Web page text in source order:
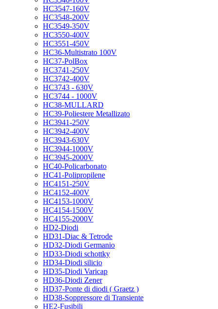
HC3547-160V
HC3548-200V
HC3549-350V
HC3550-400V
HC3551-450V
HC36-Multistrato 100V
HC37-PolBox
HC3741-250V
HC3742-400V
HC3743 - 630V
HC3744 - 1000V
HC38-MULLARD
HC39-Poliestere Metallizato
HC3941-250V
HC3942-400V
HC3943-630V
HC3944-1000V
HC3945-2000V
HC40-Policarbonato
HC41-Polipropilene
HC4151-250V
HC4152-400V
HC4153-1000V
HC4154-1500V
HC4155-2000V
HD2-Diodi
HD31-Diac & Tetrode
HD32-Diodi Germanio
HD33-Diodi schottky
HD34-Diodi silicio
HD35-Diodi Varicap
HD36-Diodi Zener
HD37-Ponte di diodi ( Graetz )
HD38-Soppressore di Transiente
HE2-Fusibili